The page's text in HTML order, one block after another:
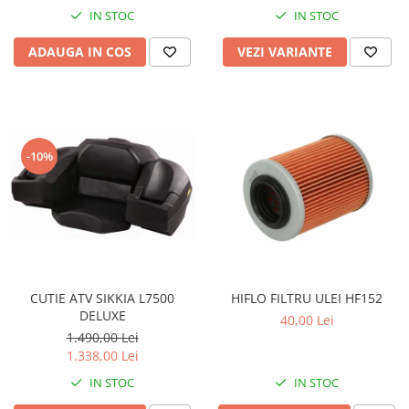
Fuzete
Simering
Surub Bascula
Telescoape
Alimentare, Admisie & Evacuare
Carburator
Filtre aer
FILTRU BENZINA
Injectoare
IN STOC
ADAUGA IN COS
IN STOC
VEZI VARIANTE
-10%
CUTIE ATV SIKKIA L7500
DELUXE
1.490,00 Lei
1.338,00 Lei
IN STOC
HIFLO FILTRU ULEI HF152
40,00 Lei
IN STOC